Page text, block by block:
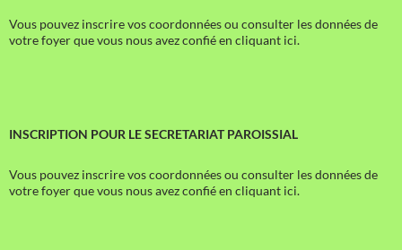
Vous pouvez inscrire vos coordonnées ou consulter les données de
votre foyer que vous nous avez confié en cliquant ici.
INSCRIPTION POUR LE SECRETARIAT PAROISSIAL
Vous pouvez inscrire vos coordonnées ou consulter les données de
votre foyer que vous nous avez confié en cliquant ici.